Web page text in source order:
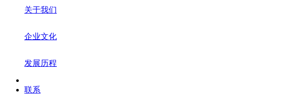
关于我们
企业文化
发展历程
联系